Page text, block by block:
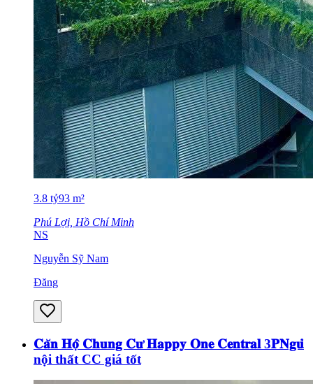
3.8 tỷ93 m²
Phú Lợi, Hồ Chí Minh
NS
Nguyễn Sỹ Nam
Đăng
𝐂𝐚̆𝐧 𝐇𝐨̣̂ 𝐂𝐡𝐮𝐧𝐠 𝐂𝐮̛ 𝐇𝐚𝐩𝐩𝐲 𝐎𝐧𝐞 𝐂𝐞𝐧𝐭𝐫𝐚𝐥 3𝐏𝐍𝐠𝐮̉
nội thất CC giá tốt